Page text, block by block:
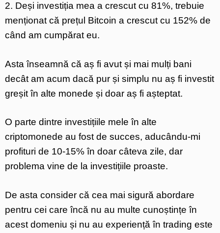
2. Deși investiția mea a crescut cu 81%, trebuie
menționat că prețul Bitcoin a crescut cu 152% de
când am cumpărat eu.
Asta înseamnă că aș fi avut și mai mulți bani
decât am acum dacă pur și simplu nu aș fi investit
greșit în alte monede și doar aș fi așteptat.
O parte dintre investițiile mele în alte
criptomonede au fost de succes, aducându-mi
profituri de 10-15% în doar câteva zile, dar
problema vine de la investițiile proaste.
De asta consider că cea mai sigură abordare
pentru cei care încă nu au multe cunoștințe în
acest domeniu și nu au experiență în trading este